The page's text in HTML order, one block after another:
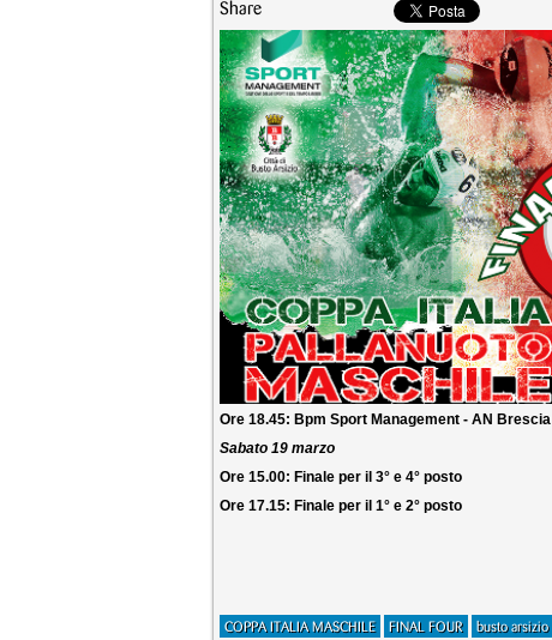
Share
Ore 18.45: Bpm Sport Management - AN Brescia
Sabato 19 marzo
Ore 15.00: Finale per il 3° e 4° posto
Ore 17.15: Finale per il 1° e 2° posto
COPPA ITALIA MASCHILE FINAL FOUR busto arsizio